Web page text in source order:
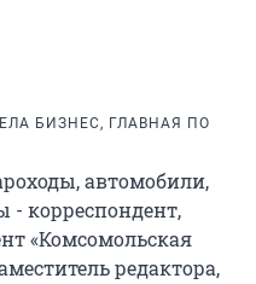
БИЗНЕС, ГЛАВНАЯ ПО
автомобили,
- корреспондент,
«Комсомольская
редактора,